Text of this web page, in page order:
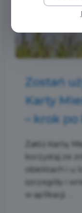
Zostań
Karty
– krok
Załóż Kartę
korzystaj ze
obiektach i u
szczegóły i
w aplikacji. ...